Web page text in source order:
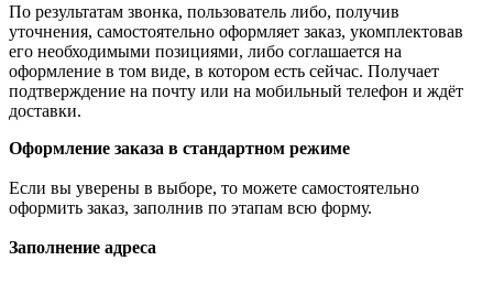
По результатам звонка, пользователь либо, получив
уточнения, самостоятельно оформляет заказ, укомплектовав
его необходимыми позициями, либо соглашается на
оформление в том виде, в котором есть сейчас. Получает
подтверждение на почту или на мобильный телефон и ждёт
доставки.
Оформление заказа в стандартном режиме
Если вы уверены в выборе, то можете самостоятельно
оформить заказ, заполнив по этапам всю форму.
Заполнение адреса